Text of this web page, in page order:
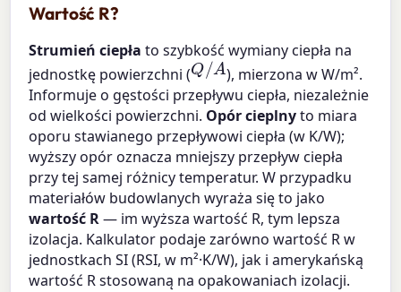
Wartość R?
Strumień ciepła to szybkość wymiany ciepła na
jednostkę powierzchni (
Q/A
), mierzona w W/m².
Informuje o gęstości przepływu ciepła, niezależnie
od wielkości powierzchni. Opór cieplnyto miara
oporu stawianego przepływowi ciepła (w K/W);
wyższy opór oznacza mniejszy przepływ ciepła
przy tej samej różnicy temperatur. W przypadku
materiałów budowlanych wyraża się to jako
wartość R— im wyższa wartość R, tym lepsza
izolacja. Kalkulator podaje zarówno wartość R w
jednostkach SI (RSI, w m²·K/W), jak i amerykańską
wartość R stosowaną na opakowaniach izolacji.